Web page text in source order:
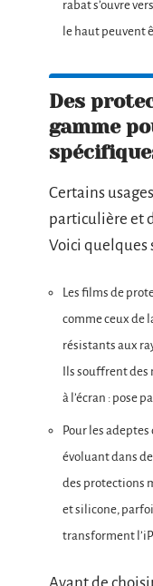
rabat s’ouvre
le haut peuvent
Des
gamme
Certains
particulière et
Voici quelques
Les films de
comme ceux de
résistants aux
Ils souffrent des
à l’écran : pose
Pour les
évoluant dans
des protections
et silicone,
transforment
Avant de